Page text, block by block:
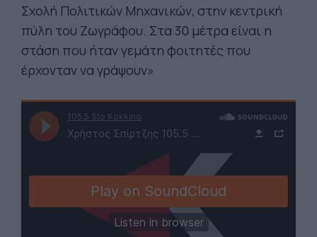
Σχολή Πολιτικών Μηχανικών, στην κεντρική
πύλη του Ζωγράφου. Στα 30 μέτρα είναι η
στάση που ήταν γεμάτη φοιτητές που
έρχονταν να γράψουν»